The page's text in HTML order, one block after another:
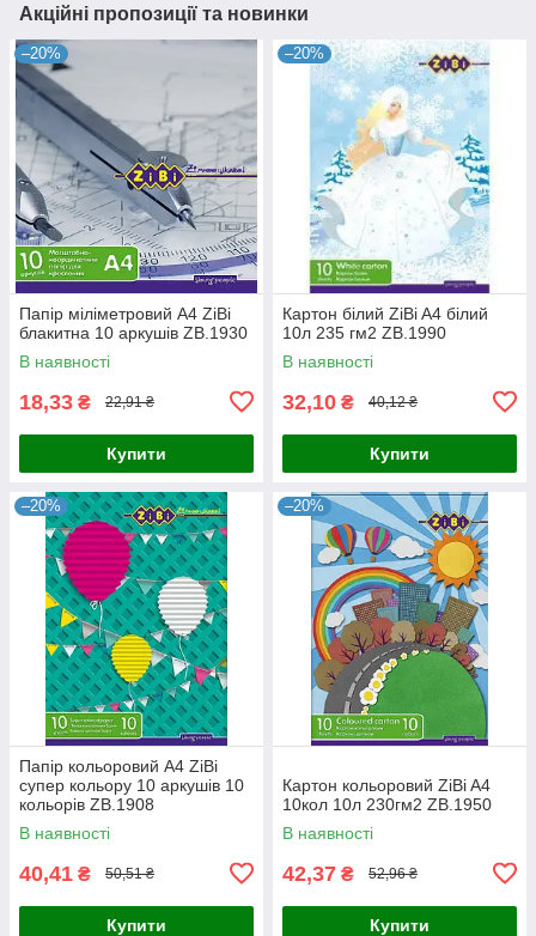
Акційні пропозиції та новинки
–20%
Папір міліметровий А4 ZiBi
блакитна 10 аркушів ZB.1930
В наявності
18,33 ₴ 22,91 ₴
Купити
–20%
Картон білий ZiBi A4 білий
10л 235 гм2 ZB.1990
В наявності
32,10 ₴ 40,12 ₴
Купити
–20%
Папір кольоровий А4 ZiBi
супер кольору 10 аркушів 10
кольорів ZB.1908
В наявності
40,41 ₴ 50,51 ₴
Купити
–20%
Картон кольоровий ZiBi A4
10кол 10л 230гм2 ZB.1950
В наявності
42,37 ₴ 52,96 ₴
Купити